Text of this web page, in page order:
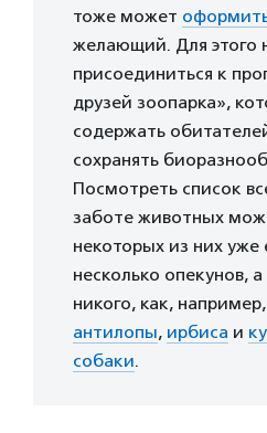
тоже может
желающий. Для этого
присоединиться к
друзей зоопарка»,
содержать
сохранять
Посмотреть список
заботе животных
некоторых из них уже
несколько опекунов,
никого, как,
антилопы, ирбиса и
собаки.